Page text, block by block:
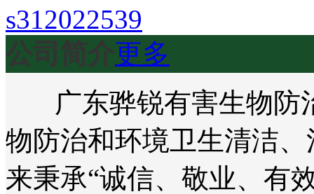
s312022539
公司简介更多
广东骅锐有害生物防
物防治和环境卫生清洁
来秉承“诚信、敬业、有